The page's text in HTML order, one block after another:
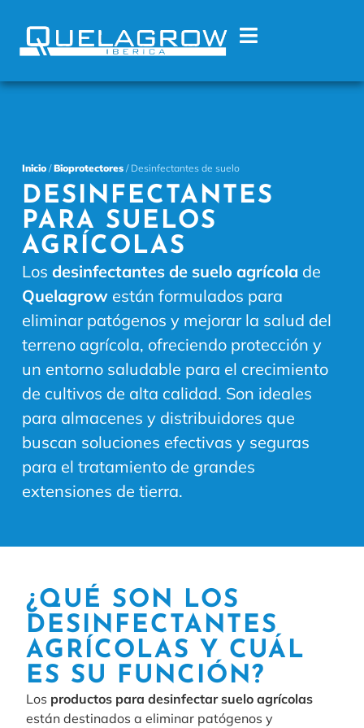
Inicio/Bioprotectores/ Desinfectantes de suelo
DESINFECTANTES
PARA SUELOS
AGRÍCOLAS
Los desinfectantes de suelo agrícolade
Quelagrowestán formulados para
eliminar patógenos y mejorar la salud del
terreno agrícola, ofreciendo protección y
un entorno saludable para el crecimiento
de cultivos de alta calidad. Son ideales
para almacenes y distribuidores que
buscan soluciones efectivas y seguras
para el tratamiento de grandes
extensiones de tierra.
¿QUÉ SON LOS
DESINFECTANTES
AGRÍCOLAS Y CUÁL
ES SU FUNCIÓN?
Los productos para desinfectar suelo agrícolas
están destinados a eliminar patógenos y